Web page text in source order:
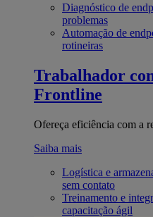
Diagnóstico de
problemas
Automação de
rotineiras
Trabalhador
Frontline
Ofereça eficiência com a
Saiba mais
Logística e
sem contato
Treinamento e
capacitação ágil